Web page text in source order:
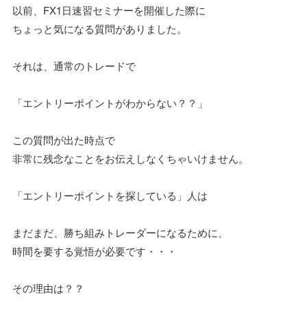
以前、FX1日速習セミナーを開催した際に
ちょっと気になる質問がありました。
それは、通常のトレードで
「エントリーポイントがわからない？？」
この質問が出た時点で
非常に残念なことをお伝えしなくちゃいけません。
「エントリーポイントを探している」人は
まだまだ、勝ち組みトレーダーになるために、
時間を要する覚悟が必要です・・・
その理由は？？